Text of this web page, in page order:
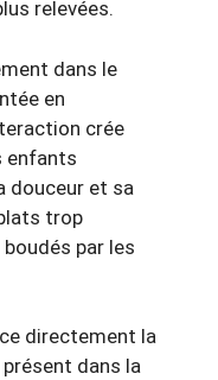
relevées.
dans le
en
crée
enfants
douceur et sa
trop
par les
directement la
dans la